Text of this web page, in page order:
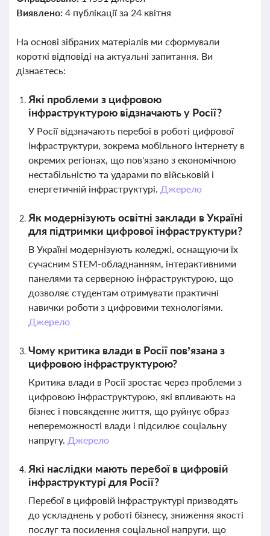
Виявлено: 4 публікації за 24 квітня
На основі зібраних матеріалів ми сформували
короткі відповіді на актуальні запитання. Ви
дізнаєтесь:
Які проблеми з цифровою
інфраструктурою відзначають у Росії?
У Росії відзначають перебої в роботі цифрової
інфраструктури, зокрема мобільного інтернету в
окремих регіонах, що пов'язано з економічною
нестабільністю та ударами по військовій і
енергетичній інфраструктурі. Джерело
Як модернізують освітні заклади в Україні
для підтримки цифрової інфраструктури?
В Україні модернізують коледжі, оснащуючи їх
сучасним STEM-обладнанням, інтерактивними
панелями та серверною інфраструктурою, що
дозволяє студентам отримувати практичні
навички роботи з цифровими технологіями.
Джерело
Чому критика влади в Росії пов’язана з
цифровою інфраструктурою?
Критика влади в Росії зростає через проблеми з
цифровою інфраструктурою, які впливають на
бізнес і повсякденне життя, що руйнує образ
непереможності влади і підсилює соціальну
напругу. Джерело
Які наслідки мають перебої в цифровій
інфраструктурі для Росії?
Перебої в цифровій інфраструктурі призводять
до ускладнень у роботі бізнесу, зниження якості
послуг та посилення соціальної напруги, що